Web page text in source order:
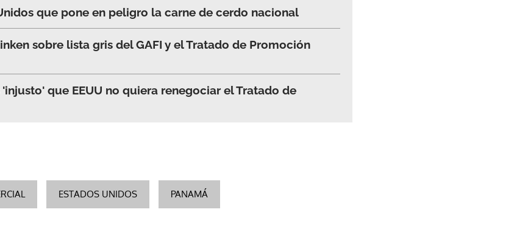
que pone en peligro la carne de cerdo nacional
sobre lista gris del GAFI y el Tratado de Promoción
que EEUU no quiera renegociar el Tratado de
ESTADOS UNIDOS PANAMÁ